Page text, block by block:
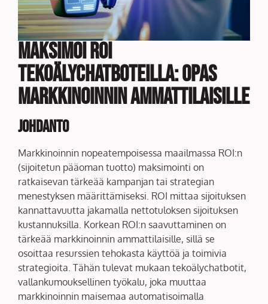
Maksimoi ROI
tekoälychatboteilla: Opas
markkinoinnin ammattilaisille
Johdanto
Markkinoinnin nopeatempoisessa maailmassa ROI:n
(sijoitetun pääoman tuotto) maksimointi on
ratkaisevan tärkeää kampanjan tai strategian
menestyksen määrittämiseksi. ROI mittaa sijoituksen
kannattavuutta jakamalla nettotuloksen sijoituksen
kustannuksilla. Korkean ROI:n saavuttaminen on
tärkeää markkinoinnin ammattilaisille, sillä se
osoittaa resurssien tehokasta käyttöä ja toimivia
strategioita. Tähän tulevat mukaan tekoälychatbotit,
vallankumouksellinen työkalu, joka muuttaa
markkinoinnin maisemaa automatisoimalla